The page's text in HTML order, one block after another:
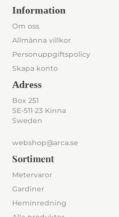
Information
Om oss
Allmänna villkor
Personuppgiftspolicy
Skapa konto
Adress
Box 251
SE-511 23 Kinna
Sweden
webshop@arca.se
Sortiment
Metervaror
Gardiner
Heminredning